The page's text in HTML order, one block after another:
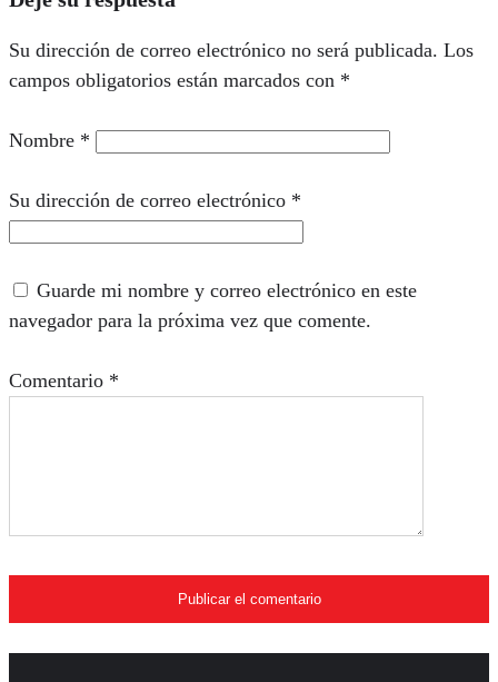
Su dirección de correo electrónico no será publicada. Los
campos obligatorios están marcados con *
Nombre *
Su dirección de correo electrónico *
Guarde mi nombre y correo electrónico en este
navegador para la próxima vez que comente.
Comentario *